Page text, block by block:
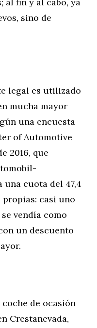
sino de
legal es utilizado
mucha mayor
una encuesta
of Automotive
2016, que
cuota del 47,4
casi uno
vendía como
un descuento
de ocasión
Crestanevada,